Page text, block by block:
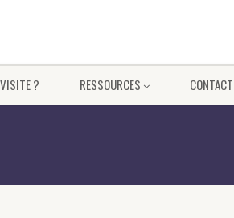
? RESSOURCES CONTACT